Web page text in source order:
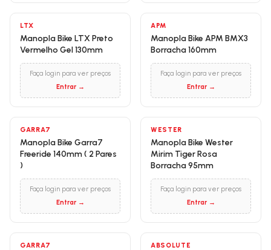
LTX
Manopla Bike LTX Preto
Vermelho Gel 130mm
Faça login para ver preços
Entrar →
APM
Manopla Bike APM BMX3
Borracha 160mm
Faça login para ver preços
Entrar →
GARRA7
Manopla Bike Garra7
Freeride 140mm ( 2 Pares
)
Faça login para ver preços
Entrar →
WESTER
Manopla Bike Wester
Mirim Tiger Rosa
Borracha 95mm
Faça login para ver preços
Entrar →
GARRA7 ABSOLUTE